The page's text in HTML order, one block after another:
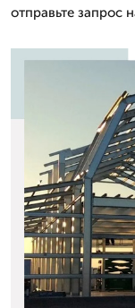
отправьте запрос